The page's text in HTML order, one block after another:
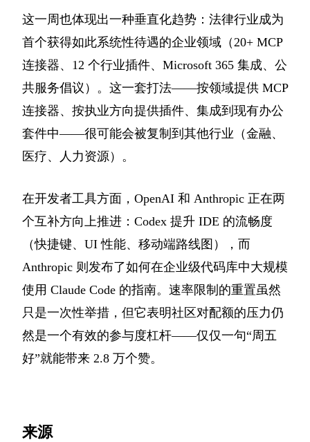
这一周也体现出一种垂直化趋势：法律行业成为
首个获得如此系统性待遇的企业领域（20+ MCP
连接器、12 个行业插件、Microsoft 365 集成、公
共服务倡议）。这一套打法——按领域提供 MCP
连接器、按执业方向提供插件、集成到现有办公
套件中——很可能会被复制到其他行业（金融、
医疗、人力资源）。
在开发者工具方面，OpenAI 和 Anthropic 正在两
个互补方向上推进：Codex 提升 IDE 的流畅度
（快捷键、UI 性能、移动端路线图），而
Anthropic 则发布了如何在企业级代码库中大规模
使用 Claude Code 的指南。速率限制的重置虽然
只是一次性举措，但它表明社区对配额的压力仍
然是一个有效的参与度杠杆——仅仅一句“周五
好”就能带来 2.8 万个赞。
来源